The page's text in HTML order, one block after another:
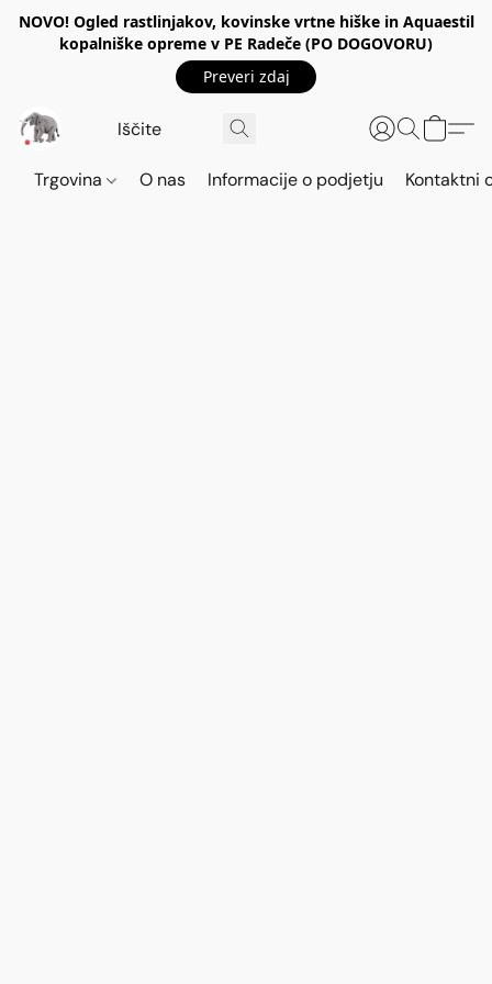
NOVO! Ogled rastlinjakov, kovinske vrtne hiške in Aquaestil
kopalniške opreme v PE Radeče (PO DOGOVORU)
Preveri zdaj
Trgovina O nas Informacije o podjetju Kontaktni